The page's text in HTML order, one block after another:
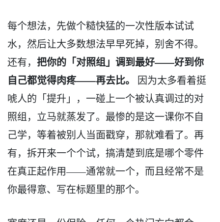
每个想法，先做个糙快猛的一次性版本试试
水，然后让大多数想法早早死掉，别舍不得。
还有， 把你的「对照组」调到最好——好到你
自己都觉得肉疼——再去比。
因为太多看着挺
唬人的「提升」，一碰上一个被认真调过的对
照组，立马就蒸发了。最惨的是这一课你不自
己学，等着被别人当面戳穿，那就难看了。再
有，拆开来一个个试，搞清楚到底是哪个零件
在真正起作用——通常就一个，而且经常不是
你最得意、写在标题里的那个。